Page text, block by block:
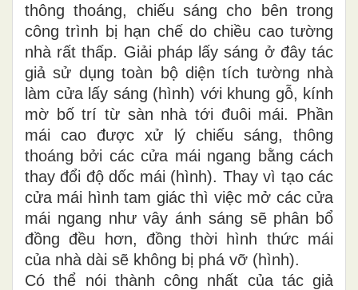
thông thoáng, chiếu sáng cho bên trong
công trình bị hạn chế do chiều cao tường
nhà rất thấp. Giải pháp lấy sáng ở đây tác
giả sử dụng toàn bộ diện tích tường nhà
làm cửa lấy sáng (hình) với khung gỗ, kính
mờ bố trí từ sàn nhà tới đuôi mái. Phần
mái cao được xử lý chiếu sáng, thông
thoáng bởi các cửa mái ngang bằng cách
thay đổi độ dốc mái (hình). Thay vì tạo các
cửa mái hình tam giác thì việc mở các cửa
mái ngang như vây ánh sáng sẽ phân bổ
đồng đều hơn, đồng thời hình thức mái
của nhà dài sẽ không bị phá vỡ (hình).
Có thể nói thành công nhất của tác giả